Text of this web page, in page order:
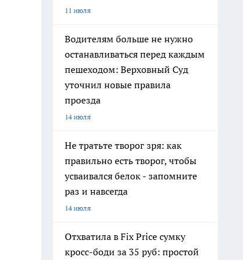
11 июля
Водителям больше не нужно
останавливаться перед каждым
пешеходом: Верховный Суд
уточнил новые правила
проезда
14 июля
Не тратьте творог зря: как
правильно есть творог, чтобы
усваивался белок - запомните
раз и навсегда
14 июля
Отхватила в Fix Price сумку
кросс-боди за 35 руб: простой